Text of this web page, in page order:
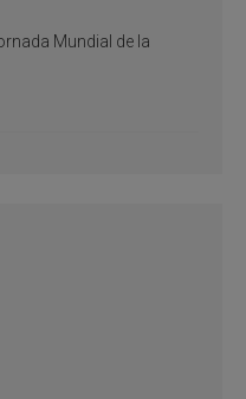
Mundial de la